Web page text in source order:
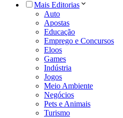
Mais Editorias
Auto
Apostas
Educação
Emprego e Concursos
Eloos
Games
Indústria
Jogos
Meio Ambiente
Negócios
Pets e Animais
Turismo